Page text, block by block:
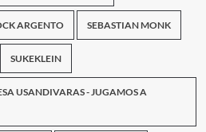
ARGENTO SEBASTIAN MONK
SUKEKLEIN
USANDIVARAS - JUGAMOS A